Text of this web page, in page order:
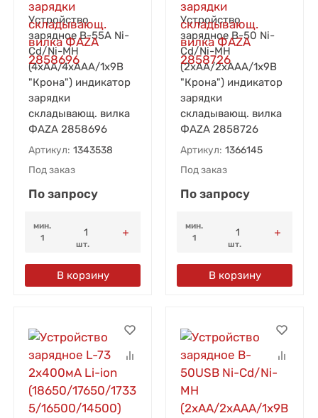
Устройство
зарядное B-55A Ni-
Cd/Ni-MH
(4хAA/4хAAA/1х9В
"Крона") индикатор
зарядки
складывающ. вилка
ФАZА 2858696
Артикул: 1343538
Под заказ
По запросу
мин.
1
шт.
В корзину
Устройство
зарядное B-50 Ni-
Cd/Ni-MH
(2хAA/2хAAA/1х9В
"Крона") индикатор
зарядки
складывающ. вилка
ФАZА 2858726
Артикул: 1366145
Под заказ
По запросу
мин.
1
шт.
В корзину